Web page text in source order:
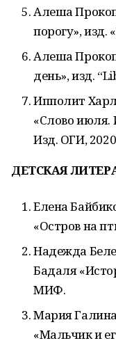
Алеша
порогу», изд.
Алеша
день», изд.
Ипполит
«Слово июля.
Изд. ОГИ,
ДЕТСКАЯ
Елена
«Остров на
Надежда
Бадаля
МИФ.
Мария
«Мальчик и